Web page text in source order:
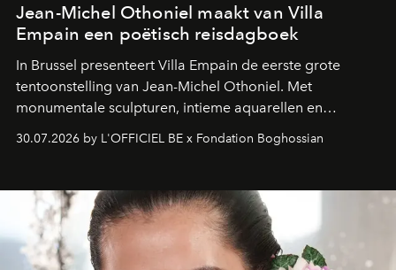
Jean-Michel Othoniel maakt van Villa
Empain een poëtisch reisdagboek
In Brussel presenteert Villa Empain de eerste grote
tentoonstelling van Jean-Michel Othoniel. Met
monumentale sculpturen, intieme aquarellen en
fonkelend Murano-glas creëert de Franse kunstenaar
een emotionele reis waarin elk werk de herinnering
moment van verwondering.
30.07.2026 by L'OFFICIEL BE x Fondation Boghossian